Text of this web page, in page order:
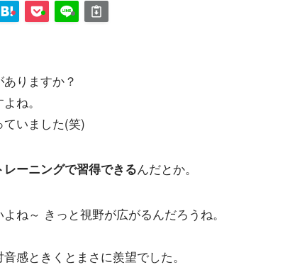
りますか？
ね。
いました(笑)
レーニングで習得できるんだとか。
ね～ きっと視野が広がるんだろうね。
感ときくとまさに羨望でした。